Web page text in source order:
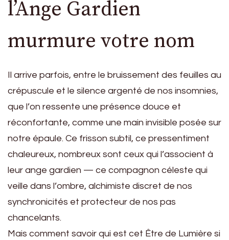
l’Ange Gardien
murmure votre nom
Il arrive parfois, entre le bruissement des feuilles au
crépuscule et le silence argenté de nos insomnies,
que l’on ressente une présence douce et
réconfortante, comme une main invisible posée sur
notre épaule. Ce frisson subtil, ce pressentiment
chaleureux, nombreux sont ceux qui l’associent à
leur ange gardien — ce compagnon céleste qui
veille dans l’ombre, alchimiste discret de nos
synchronicités et protecteur de nos pas
chancelants.
Mais comment savoir qui est cet Être de Lumière si